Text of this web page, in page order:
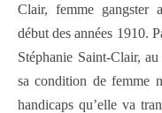
Clair, femme gangster
début des années 1910.
Stéphanie Saint-Clair,
sa condition de femme
handicaps qu’elle va